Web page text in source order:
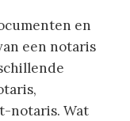
en
een notaris
notaris. Wat